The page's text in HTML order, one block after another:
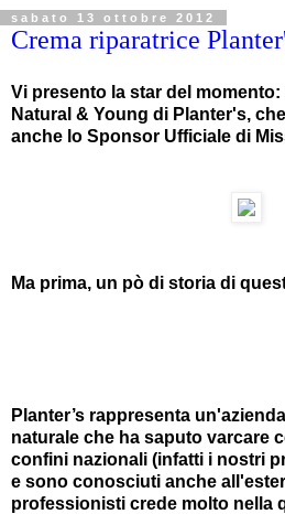
sabato 13 ottobre 2012
Crema riparatrice
Vi presento la star del
Natural & Young di Planter's,
anche lo Sponsor Ufficiale di
Ma prima, un pò di storia di
Planter’s rappresenta
naturale che ha saputo varcare
confini nazionali (infatti i nostri
e sono conosciuti anche
professionisti crede molto nella